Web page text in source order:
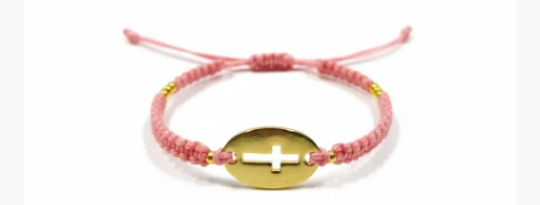
Μοναστηριακό